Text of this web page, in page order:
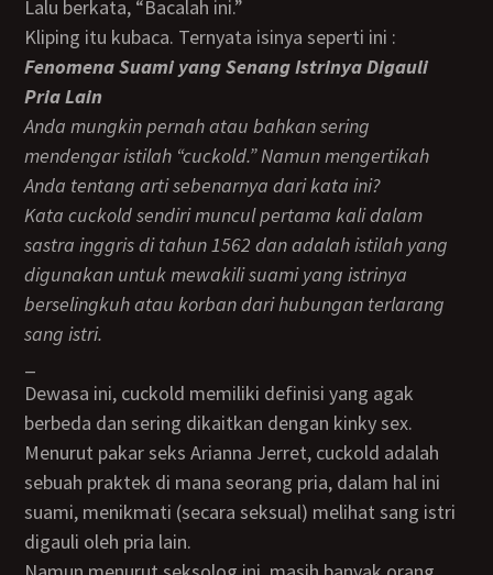
Lalu berkata, “Bacalah ini.”
kliping itu kubaca. Ternyata isinya seperti ini :
Fenomena Suami yang Senang Istrinya Digauli
Pria Lain
Anda mungkin pernah atau bahkan sering
mendengar istilah “cuckold.” Namun mengertikah
Anda tentang arti sebenarnya dari kata ini?
Kata cuckold sendiri muncul pertama kali dalam
sastra inggris di tahun 1562 dan adalah istilah yang
digunakan untuk mewakili suami yang istrinya
berselingkuh atau korban dari hubungan terlarang
sang istri.
Dewasa ini, cuckold memiliki definisi yang agak
berbeda dan sering dikaitkan dengan kinky sex.
Menurut pakar seks Arianna Jerret, cuckold adalah
sebuah praktek di mana seorang pria, dalam hal ini
suami, menikmati (secara seksual) melihat sang istri
digauli oleh pria lain.